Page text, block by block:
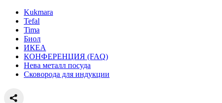
Kukmara
Tefal
Tima
Биол
ИКЕА
КОНФЕРЕНЦИЯ (FAQ)
Нева металл посуда
Сковорода для индукции